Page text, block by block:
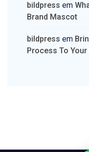
bildpress em
Brand Mascot
bildpress em
Process To